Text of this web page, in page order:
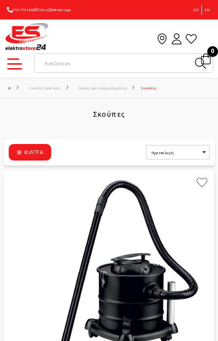
210-7101348 Viber WhatsApp GR EN
0
Λευκές Συσκευές Λύσεις για επαγγελματίες Σκούπες
Σκούπες
ΦΊΛΤΡΑ